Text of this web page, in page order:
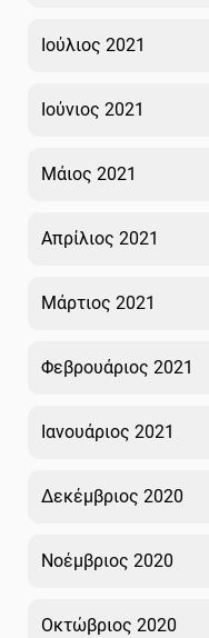
Ιούλιος 2021
Ιούνιος 2021
Μάιος 2021
Απρίλιος 2021
Μάρτιος 2021
Φεβρουάριος 2021
Ιανουάριος 2021
Δεκέμβριος 2020
Νοέμβριος 2020
Οκτώβριος 2020